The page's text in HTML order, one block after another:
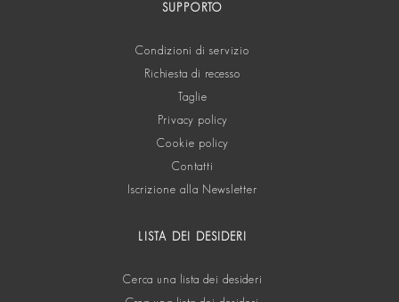
SUPPORTO
Condizioni di servizio
Richiesta di recesso
Taglie
Privacy policy
Cookie policy
Contatti
Iscrizione alla Newsletter
LISTA DEI DESIDERI
Cerca una lista dei desideri